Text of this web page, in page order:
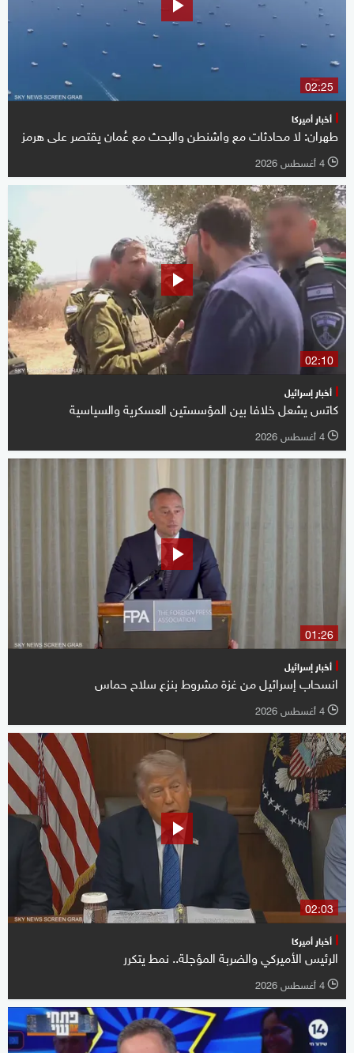
02:25
أخبار أميركا
طهران: لا محادثات مع واشنطن والبحث مع عُمان يقتصر على هرمز
l 4 أغسطس 2026
02:10
أخبار إسرائيل
كاتس يشعل خلافا بين المؤسستين العسكرية والسياسية
l 4 أغسطس 2026
01:26
أخبار إسرائيل
انسحاب إسرائيل من غزة مشروط بنزع سلاح حماس
l 4 أغسطس 2026
02:03
أخبار أميركا
الرئيس الأميركي والضربة المؤجلة.. نمط يتكرر
l 4 أغسطس 2026